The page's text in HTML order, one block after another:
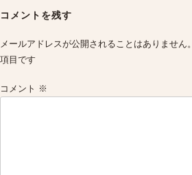
navigation
コメントを残す
メールアドレスが公開されることはありません。
項目です
コメント ※